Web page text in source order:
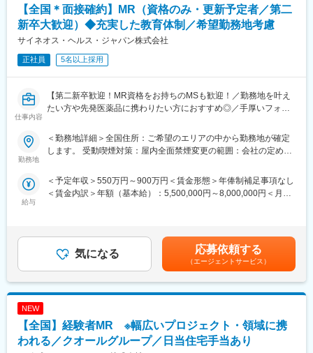
医療機器営業時代に培った経験をそのまま活かしていただきま
す。
今までのご経験を活かせるプロジェクトをご提案いたします。
【EPファーマラインでキャリアを築くメリット】
業界のご経験があっても、会社が異なれば「当たり前」も異なり
ます。
1人のプロジェクトマネージャーが管理する営業は約20名程度で
あり、相談事があればいつでも連絡できる距離感です。
長期的な視点での相談も可能です。ぜひ頼ってください。
こそ実現ができていることであり、強みの部分です。
変更の範囲：会社の定める業務
【全国＊面接確約】MR（資格のみ・更新予定者／第二
新卒大歓迎）◆充実した教育体制／希望勤務地考慮
サイネオス・ヘルス・ジャパン株式会社
正社員 5名以上採用
仕事内容
【第二新卒歓迎！MR資格をお持ちのMSも歓迎！／勤務地を叶え
たい方や先発医薬品に携わりたい方におすすめ◎／手厚いフォロ
【はじめに】
浅い方もMRとしてスキルが身に着く環境です。外資製薬メーカー
やバイオベンチャーとの繋がりが強く最先端の医薬品に携われる
■充実したサポート体制：
配属後は担当マネージャーが丁寧に支援します。日々の仕事の悩
みや、キャリア形成の相談等、伴走者として活躍をサポートしま
す。また知識・スキルレベルを上げるために様々な研修をご用意
しています。
■エリアを跨ぐ転勤なし：
初任地希望だけでなく、エリアを跨いでの転勤はございません。
2ndプロジェクト以降も希望や適性に応じて、アサインを検討い
勤務地
＜勤務地詳細＞全国住所：ご希望のエリアの中から勤務地が確定
します。 受動喫煙対策：屋内全面禁煙変更の範囲：会社の定める
給与
＜予定年収＞550万円～900万円＜賃金形態＞年俸制補足事項なし
＜賃金内訳＞年額（基本給）：5,500,000円～8,000,000円＜月額
支給）※ただし支給条件があります賃金はあくまでも目安の金額で
あり、選考を通じて上下する可能性があります。月給(月額)は固定
手当を含めた表記です。
気になる 応募依頼する
（エージェントサービス）
NEW
【全国】経験者MR ※幅広いプロジェクト・領域に携
われる／クオールグループ／日当住宅手当あり